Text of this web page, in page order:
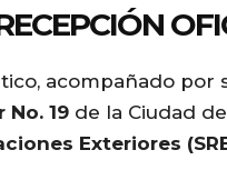
acompañado por
No. 19 de la Ciudad
Exteriores